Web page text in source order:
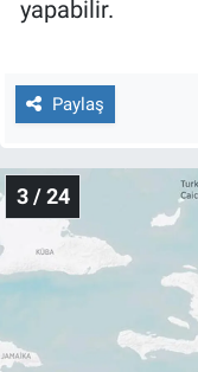
yapabilir.
Paylaş
3 / 24